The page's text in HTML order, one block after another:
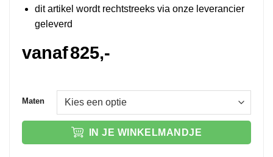
dit artikel wordt rechtstreeks via onze leverancier
geleverd
vanaf825,-
Maten
IN JE WINKELMANDJE